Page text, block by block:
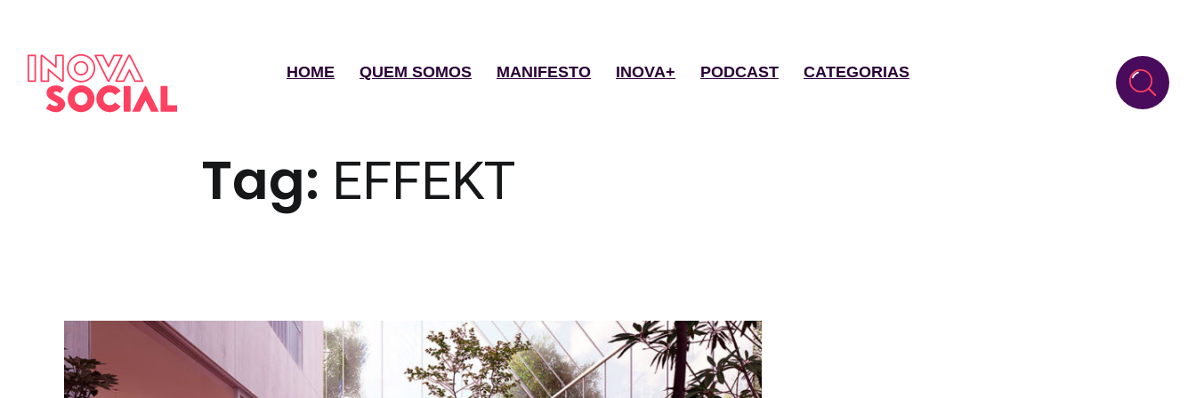
HOME QUEM SOMOS MANIFESTO INOVA+ PODCAST CATEGORIAS
Tag: EFFEKT